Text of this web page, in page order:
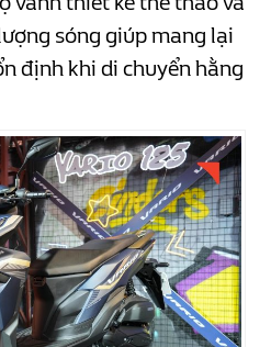
sóng giúp mang lại
định khi di chuyển hằng